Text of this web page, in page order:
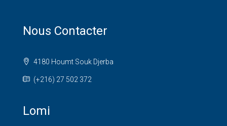
Nous Contacter
4180 Houmt Souk Djerba
(+216) 27 502 372
Lomi